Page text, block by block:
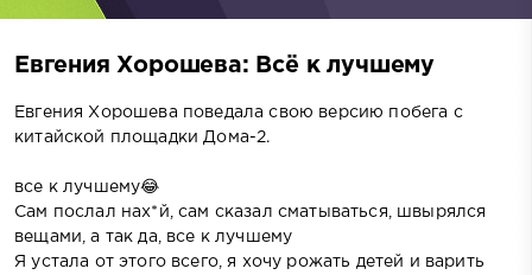
Евгения Хорошева: Всё к лучшему
Евгения Хорошева поведала свою версию побега с
китайской площадки Дома-2.
все к лучшему😂
Сам послал нах*й, сам сказал сматываться, швырялся
вещами, а так да, все к лучшему
Я устала от этого всего, я хочу рожать детей и варить